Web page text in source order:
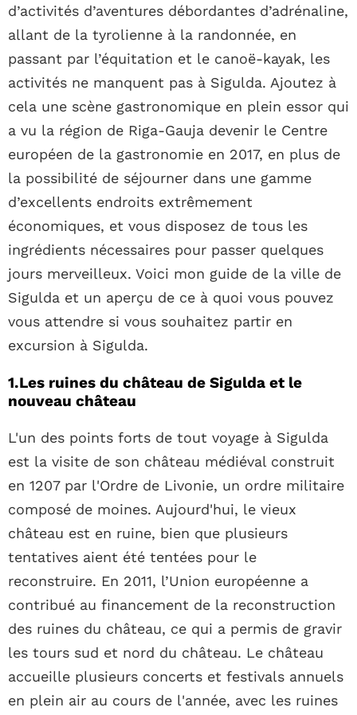
d’activités d’aventures débordantes d’adrénaline,
allant de la tyrolienne à la randonnée, en
passant par l’équitation et le canoë-kayak, les
activités ne manquent pas à Sigulda. Ajoutez à
cela une scène gastronomique en plein essor qui
a vu la région de Riga-Gauja devenir le Centre
européen de la gastronomie en 2017, en plus de
la possibilité de séjourner dans une gamme
d’excellents endroits extrêmement
économiques, et vous disposez de tous les
ingrédients nécessaires pour passer quelques
jours merveilleux. Voici mon guide de la ville de
Sigulda et un aperçu de ce à quoi vous pouvez
vous attendre si vous souhaitez partir en
excursion à Sigulda.
1.Les ruines du château de Sigulda et le
nouveau château
L'un des points forts de tout voyage à Sigulda
est la visite de son château médiéval construit
en 1207 par l'Ordre de Livonie, un ordre militaire
composé de moines. Aujourd'hui, le vieux
château est en ruine, bien que plusieurs
tentatives aient été tentées pour le
reconstruire. En 2011, l’Union européenne a
contribué au financement de la reconstruction
des ruines du château, ce qui a permis de gravir
les tours sud et nord du château. Le château
accueille plusieurs concerts et festivals annuels
en plein air au cours de l'année, avec les ruines